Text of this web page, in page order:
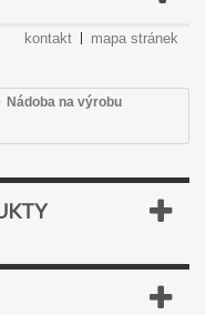
kontakt mapa stránek
Nádoba na výrobu